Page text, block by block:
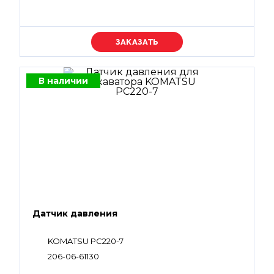
Уточняйте цену
В наличии
Датчик давления
KOMATSU PC220-7
206-06-61130